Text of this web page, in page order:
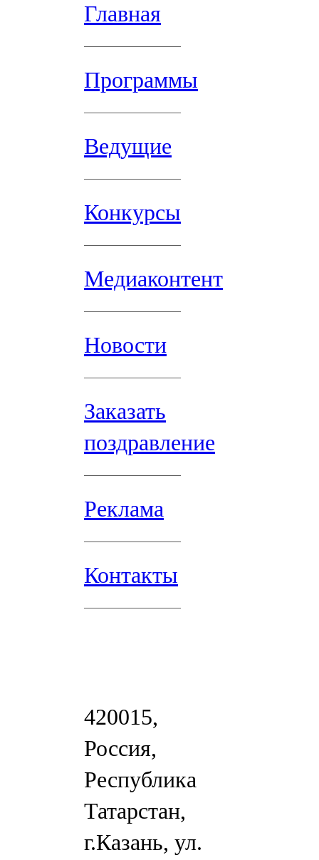
Главная
Программы
Ведущие
Конкурсы
Медиаконтент
Новости
Заказать
поздравление
Реклама
Контакты
420015,
Россия,
Республика
Татарстан,
г.Казань, ул.